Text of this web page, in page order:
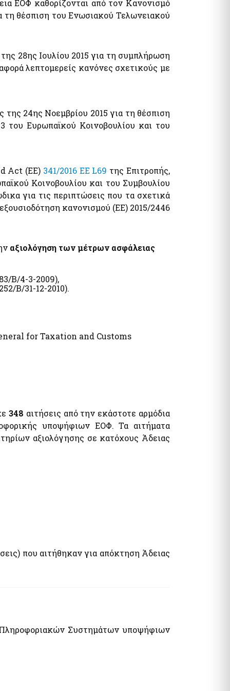
ΕΟΦ καθορίζονται από τον Κανονισμό
τη θέσπιση του Ενωσιακού Τελωνειακού
28ης Ιουλίου 2015 για τη συμπλήρωση
λεπτομερείς κανόνες σχετικούς με
της 24ης Νοεμβρίου 2015 για τη θέσπιση
του Ευρωπαϊκού Κοινοβουλίου και του
Act (ΕΕ) 341/2016 EE L69 της Επιτροπής,
Κοινοβουλίου και του Συμβουλίου
για τις περιπτώσεις που τα σχετικά
κανονισμού (ΕΕ) 2015/2446
αξιολόγηση των μέτρων ασφάλειας
Β/4-3-2009),
Β/31-12-2010).
for Taxation and Customs
348 αιτήσεις από την εκάστοτε αρμόδια
υποψήφιων ΕΟΦ. Τα αιτήματα
αξιολόγησης σε κατόχους Άδειας
που αιτήθηκαν για απόκτηση Άδειας
Πληροφοριακών Συστημάτων υποψήφιων